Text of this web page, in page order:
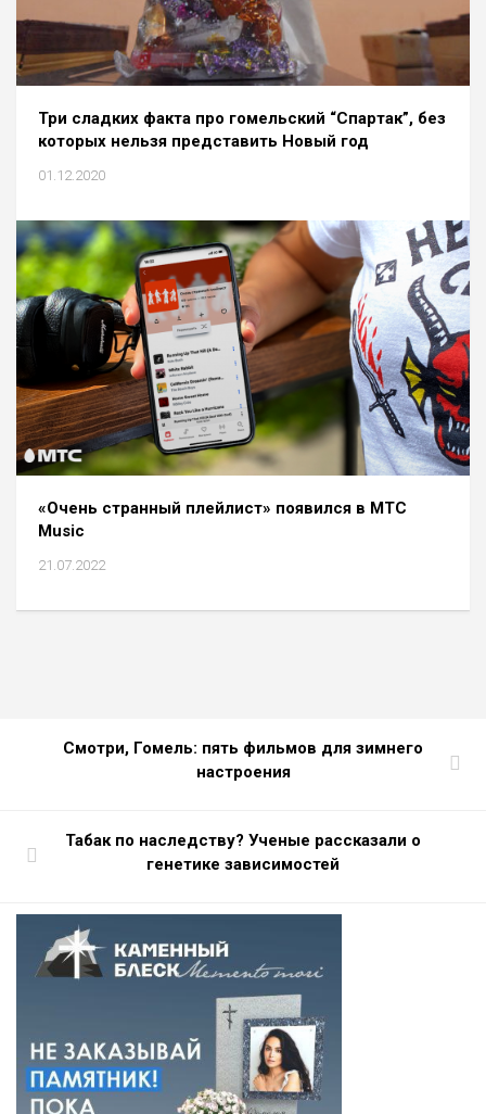
Три сладких факта про гомельский “Спартак”, без
которых нельзя представить Новый год
01.12.2020
«Очень странный плейлист» появился в МТС
Music
21.07.2022
Смотри, Гомель: пять фильмов для зимнего
настроения
Табак по наследству? Ученые рассказали о
генетике зависимостей